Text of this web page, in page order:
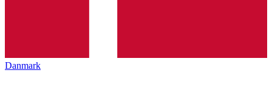
Danmark